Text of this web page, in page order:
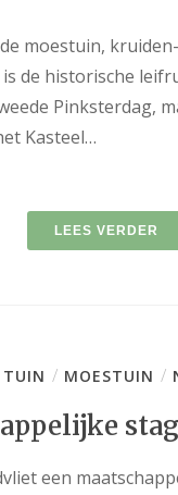
moestuin,
de historische
Pinksterdag,
Kasteel…
LEES VERDER
TUIN / MOESTUIN /
een